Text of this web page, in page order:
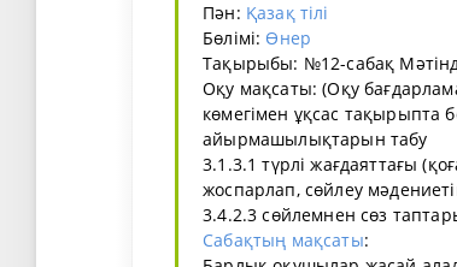
Пән: Қазақ тілі
Бөлімі: Өнер
Тақырыбы: №12-сабақ
Оқу мақсаты: (Оқу
көмегімен ұқсас тақырыпта
айырмашылықтарын табу
3.1.3.1 түрлі жағдаяттағы
жоспарлап, сөйлеу
3.4.2.3 сөйлемнен сөз
Сабақтың мақсаты: